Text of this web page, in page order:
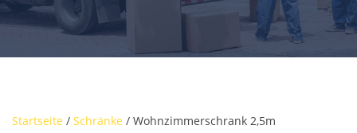
Startseite / Schränke / Wohnzimmerschrank 2,5m